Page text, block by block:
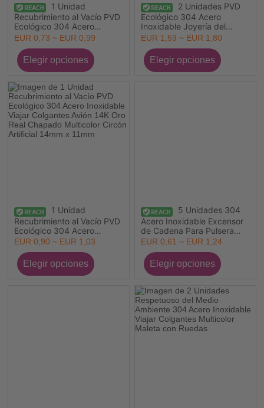
1 Unidad
Recubrimiento al Vacío PVD
Ecológico 304 Acero
Inoxidable Colgantes 18K
Oro Real Chapado Micro
Pave Claro Circón Artificial
EUR 0,73 ~ EUR 0,99
2 Unidades PVD
Ecológico 304 Acero
Inoxidable Joyería del
océano Colgantes Al Por
Mayor Chapado en Oro de
18K Estrella de mar Cola de
pescado Micro Pave
Multicolor Rhinestone
EUR 1,59 ~ EUR 1,80
1 Unidad
Recubrimiento al Vacío PVD
Ecológico 304 Acero
Inoxidable Viajar Colgantes
Chapado Multicolor Circón
Artificial 14mm x 11mm
EUR 0,90 ~ EUR 1,03
5 Unidades 304
Acero Inoxidable Excensor
de Cadena Para Pulsera
Collar Joyería
EUR 0,61 ~ EUR 1,24